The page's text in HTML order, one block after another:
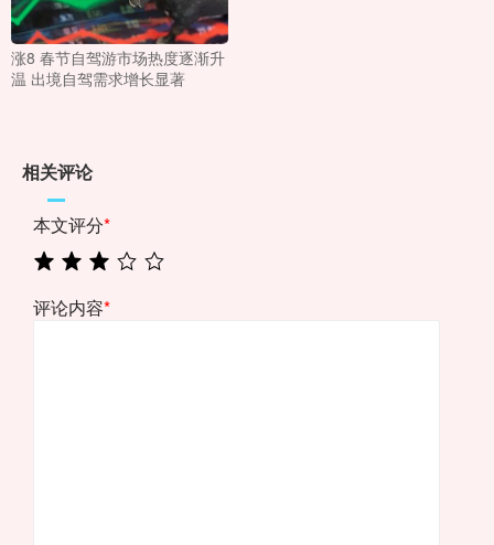
涨8 春节自驾游市场热度逐渐升
温 出境自驾需求增长显著
相关评论
本文评分*
评论内容*